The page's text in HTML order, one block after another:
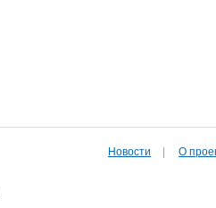
Новости О